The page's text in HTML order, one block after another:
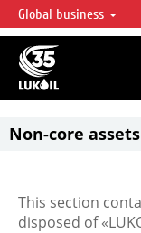
LUKOIL
LUKOIL is one of the
accounting for over 2% of
reserves globally.
Global business
Non-core assets
This section
disposed of